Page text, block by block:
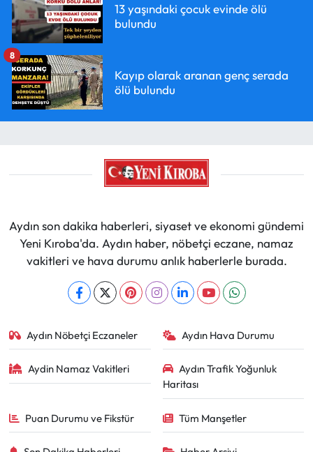
13 yaşındaki çocuk evinde ölü
bulundu
Kayıp olarak aranan genç serada
ölü bulundu
8
Aydın son dakika haberleri, siyaset ve ekonomi gündemi
Yeni Kıroba'da. Aydın haber, nöbetçi eczane, namaz
vakitleri ve hava durumu anlık haberlerle burada.
Aydın Nöbetçi Eczaneler Aydın Hava Durumu
Aydin Namaz Vakitleri
Aydın Trafik Yoğunluk
Haritası
Puan Durumu ve Fikstür Tüm Manşetler